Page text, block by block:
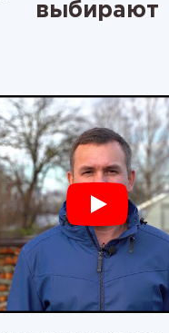
выбирают